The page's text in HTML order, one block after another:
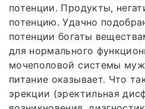
потенции. Продукты,
потенцию. Удачно
потенции богаты
для нормального
мочеполовой системы
питание оказывает. Что
эрекции (эректильная